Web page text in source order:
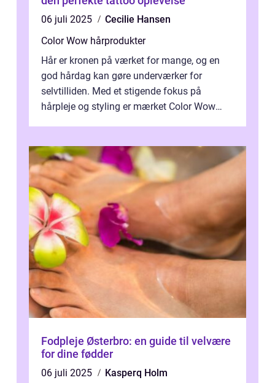
06 juli 2025
Cecilie Hansen
Color Wow hårprodukter
Hår er kronen på værket for mange, og en
god hårdag kan gøre underværker for
selvtilliden. Med et stigende fokus på
hårpleje og styling er mærket Color Wow
Fodpleje Østerbro: en guide til velvære
for dine fødder
06 juli 2025
Kasperq Holm